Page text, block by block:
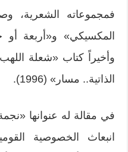
فمجموعاته الشعرية،
المكسيكي» و«أربعة
وأخيراً كتاب «شعلة
الذاتية.. مسار» (1996).
في مقالة له عنوانها
انبعاث الخصوصية